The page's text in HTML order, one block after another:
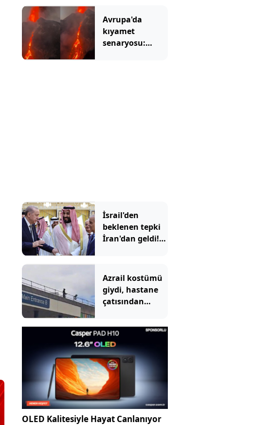
Avrupa'da
kıyamet
senaryosu:
İsrail'den
beklenen tepki
İran'dan geldi!
Tahran'ı kızdırdı
Azrail kostümü
giydi, hastane
çatısından
göründü:
Mahkemede
ilginç savunma
OLED Kalitesiyle Hayat Canlanıyor